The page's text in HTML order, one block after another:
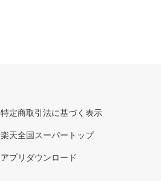
特定商取引法に基づく表示
楽天全国スーパートップ
アプリダウンロード